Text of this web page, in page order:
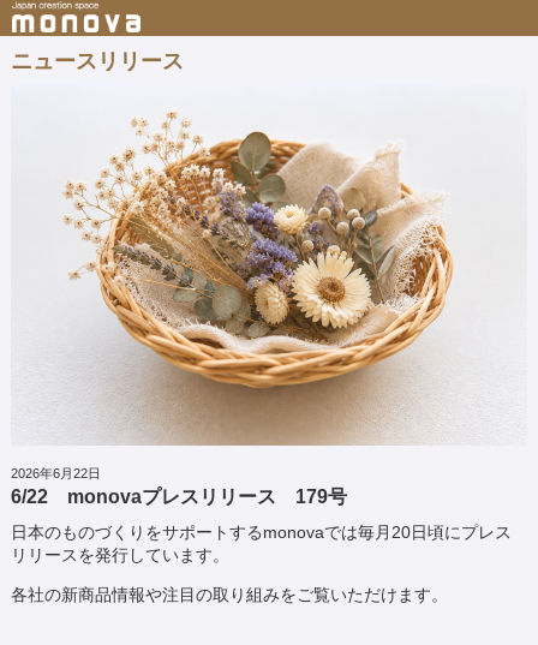
ニュースリリース
2026年6月22日
6/22 monovaプレスリリース 179号
日本のものづくりをサポートするmonovaでは毎月20日頃にプレス
リリースを発行しています。
各社の新商品情報や注目の取り組みをご覧いただけます。